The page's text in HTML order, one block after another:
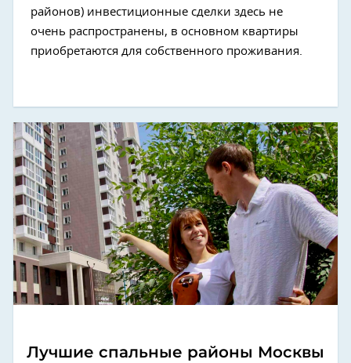
районов) инвестиционные сделки здесь не
очень распространены, в основном квартиры
приобретаются для собственного проживания.
Лучшие спальные районы Москвы